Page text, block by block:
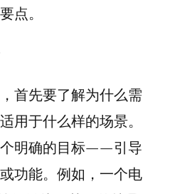
点。
首先要了解为什么需
用于什么样的场景。
明确的目标——引导
功能。例如，一个电